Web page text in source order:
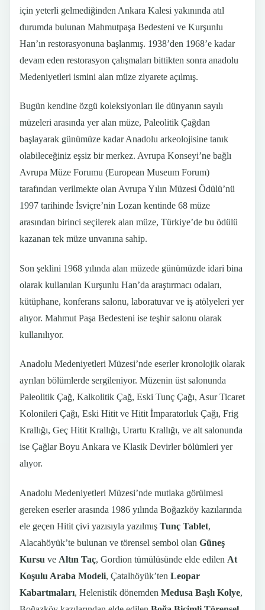
için yeterli gelmediğinden Ankara Kalesi yakınında atıl
durumda bulunan Mahmutpaşa Bedesteni ve Kurşunlu
Han’ın restorasyonuna başlanmış. 1938’den 1968’e kadar
devam eden restorasyon çalışmaları bittikten sonra anadolu
Medeniyetleri ismini alan müze ziyarete açılmış.
Bugün kendine özgü koleksiyonları ile dünyanın sayılı
müzeleri arasında yer alan müze, Paleolitik Çağdan
başlayarak günümüze kadar Anadolu arkeolojisine tanık
olabileceğiniz eşsiz bir merkez. Avrupa Konseyi’ne bağlı
Avrupa Müze Forumu (European Museum Forum)
tarafından verilmekte olan Avrupa Yılın Müzesi Ödülü’nü
1997 tarihinde İsviçre’nin Lozan kentinde 68 müze
arasından birinci seçilerek alan müze, Türkiye’de bu ödülü
kazanan tek müze unvanına sahip.
Son şeklini 1968 yılında alan müzede günümüzde idari bina
olarak kullanılan Kurşunlu Han’da araştırmacı odaları,
kütüphane, konferans salonu, laboratuvar ve iş atölyeleri yer
alıyor. Mahmut Paşa Bedesteni ise teşhir salonu olarak
kullanılıyor.
Anadolu Medeniyetleri Müzesi’nde eserler kronolojik olarak
ayrılan bölümlerde sergileniyor. Müzenin üst salonunda
Paleolitik Çağ, Kalkolitik Çağ, Eski Tunç Çağı, Asur Ticaret
Kolonileri Çağı, Eski Hitit ve Hitit İmparatorluk Çağı, Frig
Krallığı, Geç Hitit Krallığı, Urartu Krallığı, ve alt salonunda
ise Çağlar Boyu Ankara ve Klasik Devirler bölümleri yer
alıyor.
Anadolu Medeniyetleri Müzesi’nde mutlaka görülmesi
gereken eserler arasında 1986 yılında Boğazköy kazılarında
ele geçen Hitit çivi yazısıyla yazılmış Tunç Tablet,
Alacahöyük’te bulunan ve törensel sembol olan Güneş
Kursu ve Altın Taç, Gordion tümülüsünde elde edilen At
Koşulu Araba Modeli, Çatalhöyük’ten Leopar
Kabartmaları, Helenistik dönemden Medusa Başlı Kolye,